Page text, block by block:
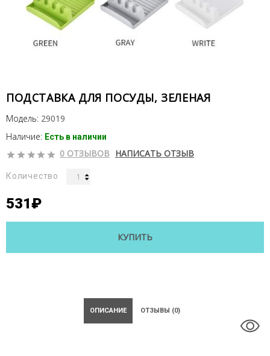
ПОДСТАВКА ДЛЯ ПОСУДЫ, ЗЕЛЕНАЯ
Модель: 29019
Наличие: Есть в наличии
0 ОТЗЫВОВ НАПИСАТЬ ОТЗЫВ
Количество
531₽
КУПИТЬ
ОПИСАНИЕ ОТЗЫВЫ (0)